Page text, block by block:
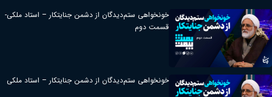
خونخواهی ستم‌دیدگان از دشمن جنایتکار – استاد ملکی-
قسمت دوم
خونخواهی ستم‌دیدگان از دشمن جنایتکار – استاد ملکی